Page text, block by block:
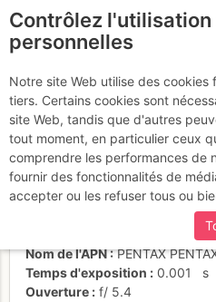
Au départ
Activités
Date/heure
1 nov. 2012 13:17
Contributeur
l'alpin
Nom de l'APN
PENTAX
Temps d'exposition
0.001
s
Ouverture
f/ 5.4
Contrôlez l'utilisation
personnelles
Notre site Web utilise des
tiers. Certains cookies sont
site Web, tandis que d'autres
tout moment, en particulier ceux
comprendre les performances de
fournir des fonctionnalités de
accepter ou les refuser tous ou